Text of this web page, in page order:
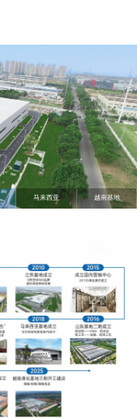
马来西亚 越南基地